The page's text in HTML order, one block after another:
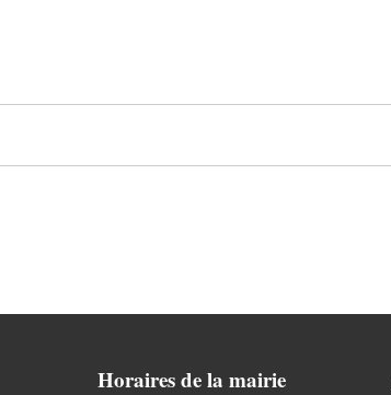
Horaires de la mairie